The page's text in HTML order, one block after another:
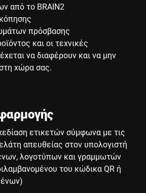
από το BRAIN2
πρόσβασης
και οι τεχνικές
να διαφέρουν και να μην
χώρα σας.
ετικετών σύμφωνα με τις
απευθείας στον υπολογιστή
λογοτύπων και γραμμωτών
του κώδικα QR ή